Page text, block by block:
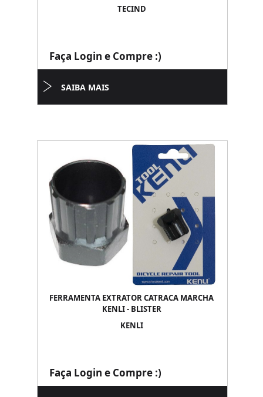
TECIND
Faça Login e Compre :)
SAIBA MAIS
FERRAMENTA EXTRATOR CATRACA MARCHA
KENLI - BLISTER
KENLI
Faça Login e Compre :)